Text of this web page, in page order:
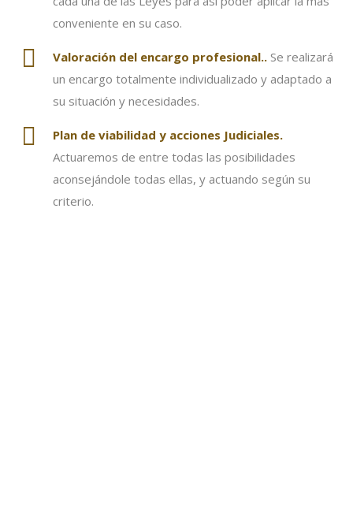
conveniente en su caso.
Valoración del encargo profesional.. Se realizará
un encargo totalmente individualizado y adaptado a
su situación y necesidades.
Plan de viabilidad y acciones Judiciales.
Actuaremos de entre todas las posibilidades
aconsejándole todas ellas, y actuando según su
criterio.